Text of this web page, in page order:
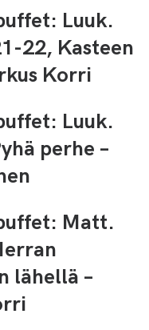
Luuk.
22, Kasteen
Korri
Luuk.
perhe –
Matt.
lähellä –